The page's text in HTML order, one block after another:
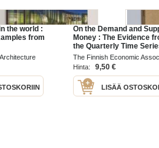
the world :
from
On the Demand and
Money : The Evidence
the Quarterly Time
the United States, the
Kingdom and Finland
1962 (signeerattu, tekij...
The Finnish Economic
1966
Hinta: 9,50 €
LISÄÄ